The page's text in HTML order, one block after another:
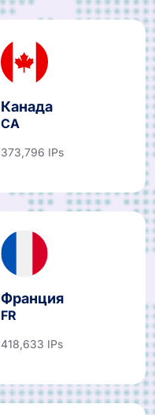
Канада
CA
373,796 IPs
Франция
FR
418,633 IPs